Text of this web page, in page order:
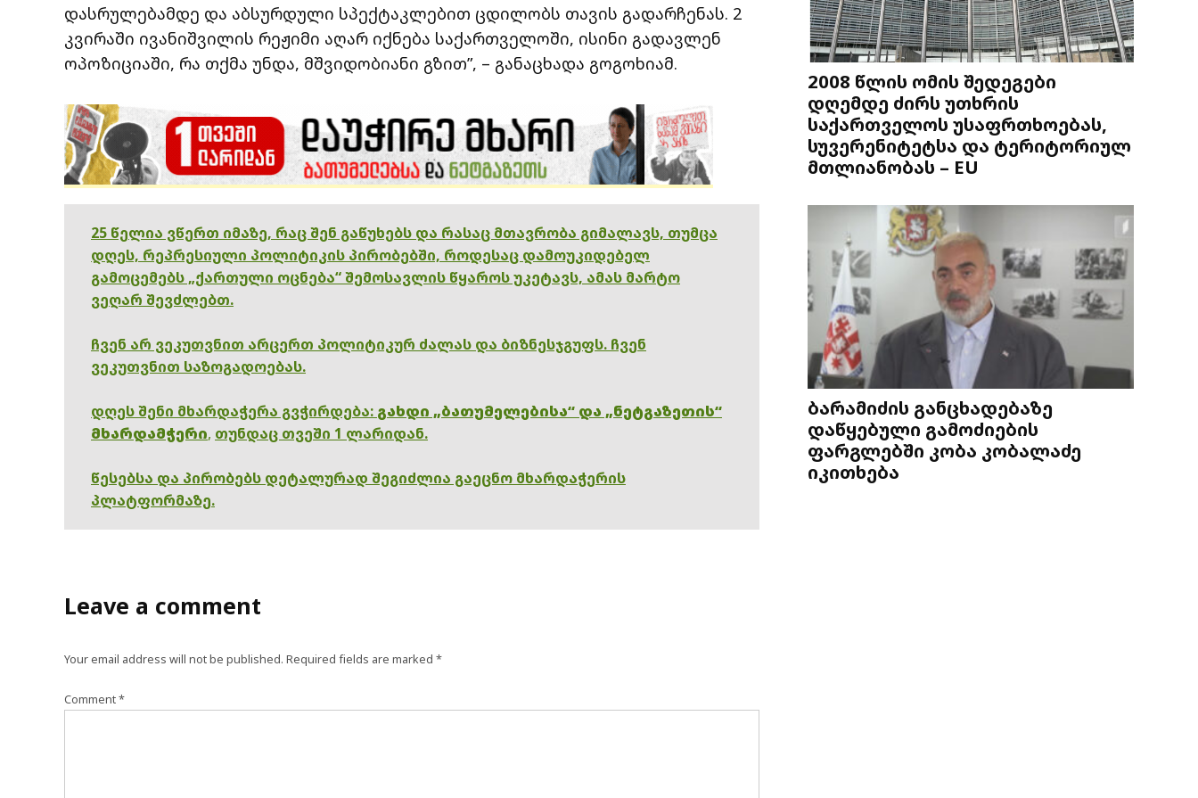
დასრულებამდე და აბსურდული სპექტაკლებით ცდილობს თავის გადარჩენას. 2
კვირაში ივანიშვილის რეჟიმი აღარ იქნება საქართველოში, ისინი გადავლენ
ოპოზიციაში, რა თქმა უნდა, მშვიდობიანი გზით”, – განაცხადა გოგოხიამ.
25 წელია ვწერთ იმაზე, რაც შენ გაწუხებს და რასაც მთავრობა გიმალავს, თუმცა
დღეს, რეპრესიული პოლიტიკის პირობებში, როდესაც დამოუკიდებელ
გამოცემებს „ქართული ოცნება“ შემოსავლის წყაროს უკეტავს, ამას მარტო
ვეღარ შევძლებთ.
ჩვენ არ ვეკუთვნით არცერთ პოლიტიკურ ძალას და ბიზნესჯგუფს. ჩვენ
ვეკუთვნით საზოგადოებას.
დღეს შენი მხარდაჭერა გვჭირდება: გახდი „ბათუმელებისა“ და „ნეტგაზეთის“
მხარდამჭერი, თუნდაც თვეში 1 ლარიდან.
წესებსა და პირობებს დეტალურად შეგიძლია გაეცნო მხარდაჭერის
პლატფორმაზე.
Leave a comment
Your email address will not be published. Required fields are marked *
Comment*
2008 წლის ომის შედეგები
დღემდე ძირს უთხრის
საქართველოს უსაფრთხოებას,
სუვერენიტეტსა და ტერიტორიულ
მთლიანობას – EU
ბარამიძის განცხადებაზე
დაწყებული გამოძიების
ფარგლებში კობა კობალაძე
იკითხება